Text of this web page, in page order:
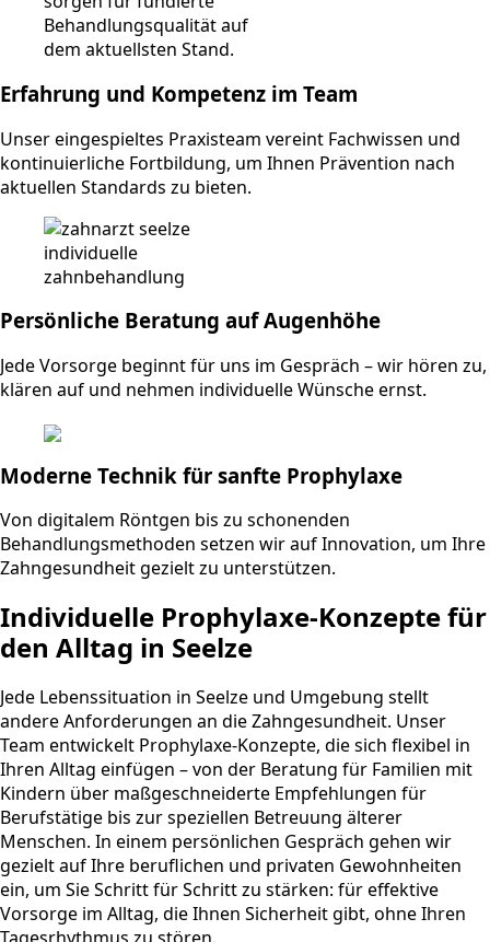
Erfahrung und Kompetenz im Team
Unser eingespieltes Praxisteam vereint Fachwissen und
kontinuierliche Fortbildung, um Ihnen Prävention nach
aktuellen Standards zu bieten.
Persönliche Beratung auf Augenhöhe
Jede Vorsorge beginnt für uns im Gespräch – wir hören zu,
klären auf und nehmen individuelle Wünsche ernst.
Moderne Technik für sanfte Prophylaxe
Von digitalem Röntgen bis zu schonenden
Behandlungsmethoden setzen wir auf Innovation, um Ihre
Zahngesundheit gezielt zu unterstützen.
Individuelle Prophylaxe-Konzepte für
den Alltag in Seelze
Jede Lebenssituation in Seelze und Umgebung stellt
andere Anforderungen an die Zahngesundheit. Unser
Team entwickelt Prophylaxe-Konzepte, die sich flexibel in
Ihren Alltag einfügen – von der Beratung für Familien mit
Kindern über maßgeschneiderte Empfehlungen für
Berufstätige bis zur speziellen Betreuung älterer
Menschen. In einem persönlichen Gespräch gehen wir
gezielt auf Ihre beruflichen und privaten Gewohnheiten
ein, um Sie Schritt für Schritt zu stärken: für effektive
Vorsorge im Alltag, die Ihnen Sicherheit gibt, ohne Ihren